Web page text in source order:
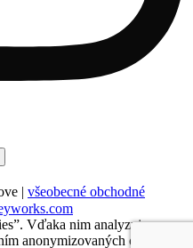
| všeobecné obchodné
Vďaka nim analyzujeme
anonymizovaných osobných